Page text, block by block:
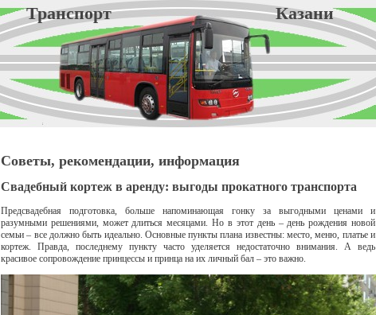
Транспорт Казани
Советы, рекомендации, информация
Свадебный кортеж в аренду: выгоды прокатного транспорта
Предсвадебная подготовка, больше напоминающая гонку за выгодными ценами и
разумными решениями, может длиться месяцами. Но в этот день – день рождения новой
семьи – все должно быть идеально. Основные пункты плана известны: место, меню, платье и
кортеж. Правда, последнему пункту часто уделяется недостаточно внимания. А ведь
красивое сопровождение принцессы и принца на их личный бал – это важно.